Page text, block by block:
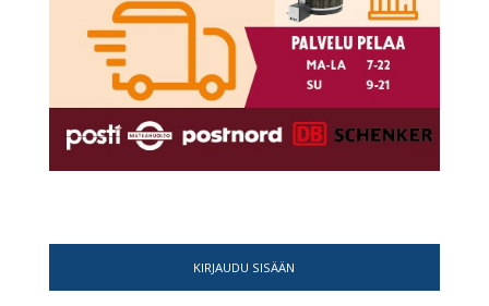
KIRJAUDU SISÄÄN